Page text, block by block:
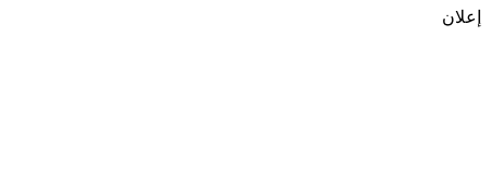
إعلان